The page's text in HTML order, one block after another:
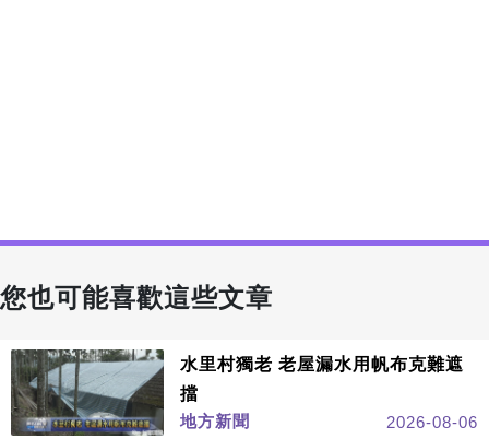
您也可能喜歡這些文章
水里村獨老 老屋漏水用帆布克難遮
擋
地方新聞
2026-08-06